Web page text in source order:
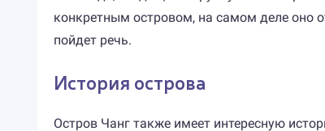
конкретным островом, на самом деле оно
пойдет речь.
История острова
Остров Чанг также имеет интересную